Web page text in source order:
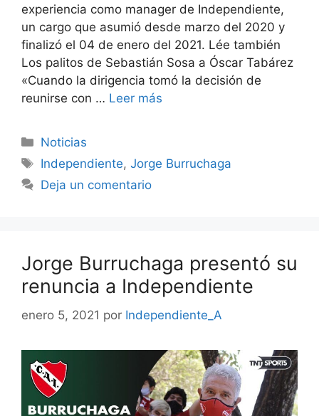
experiencia como manager de Independiente,
un cargo que asumió desde marzo del 2020 y
finalizó el 04 de enero del 2021. Lée también
Los palitos de Sebastián Sosa a Óscar Tabárez
«Cuando la dirigencia tomó la decisión de
reunirse con … Leer más
Categorías
Noticias
Etiquetas
Independiente,Jorge Burruchaga
Deja un comentario
Jorge Burruchaga presentó su
renuncia a Independiente
enero 5, 2021 por Independiente_A